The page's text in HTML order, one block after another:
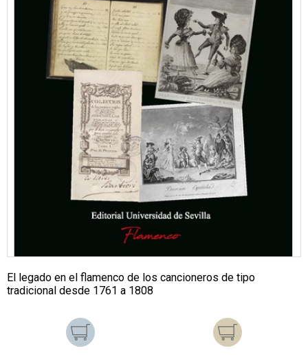
El legado en el flamenco de los cancioneros de tipo
tradicional desde 1761 a 1808